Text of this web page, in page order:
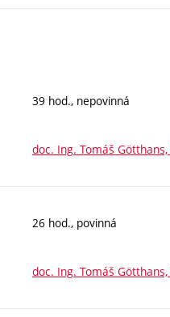
39 hod., nepovinná
doc. Ing. Tomáš Götthans,
26 hod., povinná
doc. Ing. Tomáš Götthans,